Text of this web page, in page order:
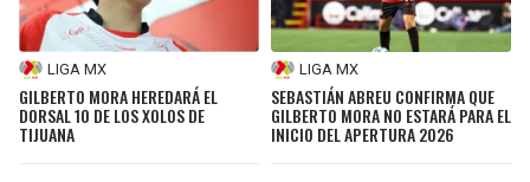
LIGA MX
GILBERTO MORA HEREDARÁ EL
DORSAL 10 DE LOS XOLOS DE
TIJUANA
LIGA MX
SEBASTIÁN ABREU CONFIRMA QUE
GILBERTO MORA NO ESTARÁ PARA EL
INICIO DEL APERTURA 2026